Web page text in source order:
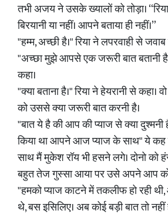
तभी अजय ने उसके ख्यालों को तोड़ा।
बिरयानी या नहीं। आपने बताया ही नहीं।”
"हम्म, अच्छी है।" रिया ने लपरवाही से जवाब
"अच्छा मुझे आपसे एक जरूरी बात बतानी
कहा।
"क्या बताना है।" रिया ने हेयरानी से
को उससे क्या जरूरी बात करनी है।
"बात ये है की आप की प्याज से क्या
किया था आपने आज प्याज के साथ" ये
साथ मैं मुकेश रॉय भी हसने लगे। दोनो को
बहुत तेज गुस्सा आया पर उसे अपने आप
"हमको प्याज काटने में तकलीफ हो रही
थे, बस इसिलिए। अब कोई बड़ी बात तो नहीं